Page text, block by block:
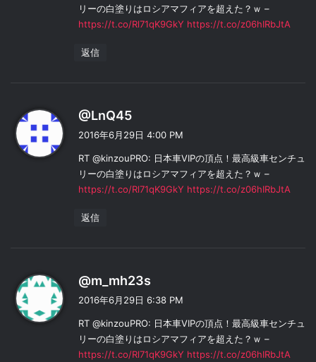
リーの白塗りはロシアマフィアを超えた？ｗ –
https://t.co/Rl71qK9GkY https://t.co/z06hIRbJtA
返信
@LnQ45
り
2016年6月29日 4:00 PM
RT @kinzouPRO: 日本車VIPの頂点！最高級車センチュ
リーの白塗りはロシアマフィアを超えた？ｗ –
https://t.co/Rl71qK9GkY https://t.co/z06hIRbJtA
返信
@m_mh23s
り
2016年6月29日 6:38 PM
RT @kinzouPRO: 日本車VIPの頂点！最高級車センチュ
リーの白塗りはロシアマフィアを超えた？ｗ –
https://t.co/Rl71qK9GkY https://t.co/z06hIRbJtA